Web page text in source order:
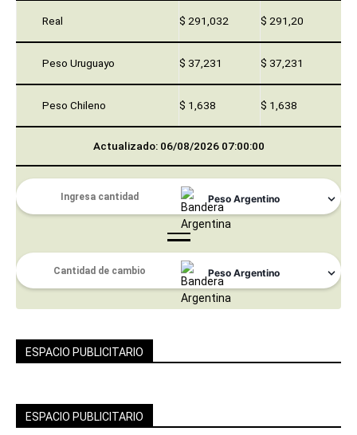
Real $ 291,032 $ 291,20
Peso Uruguayo $ 37,231 $ 37,231
Peso Chileno $ 1,638 $ 1,638
Actualizado: 06/08/2026 07:00:00
ESPACIO PUBLICITARIO
ESPACIO PUBLICITARIO